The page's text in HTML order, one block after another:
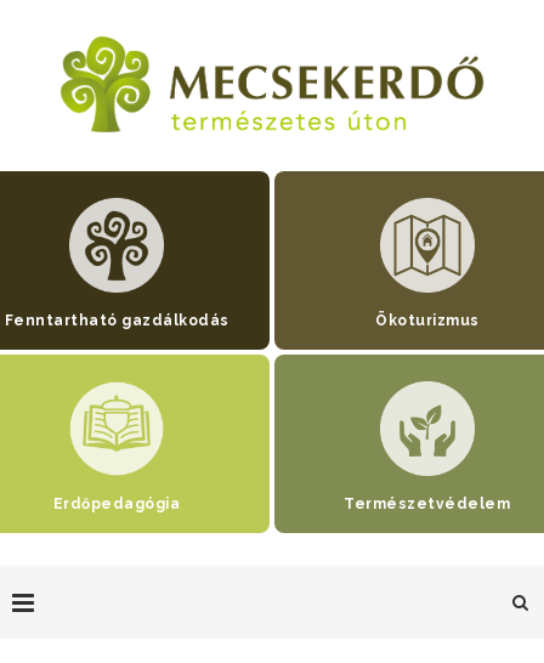
Fenntartható gazdálkodás Ökoturizmus
Erdőpedagógia Természetvédelem